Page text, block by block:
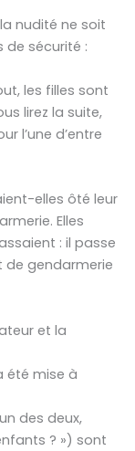
nudité ne soit
de sécurité :
les filles sont
lirez la suite,
l’une d’entre
elles ôté leur
Elles
: il passe
de gendarmerie
et la
été mise à
des deux,
? ») sont